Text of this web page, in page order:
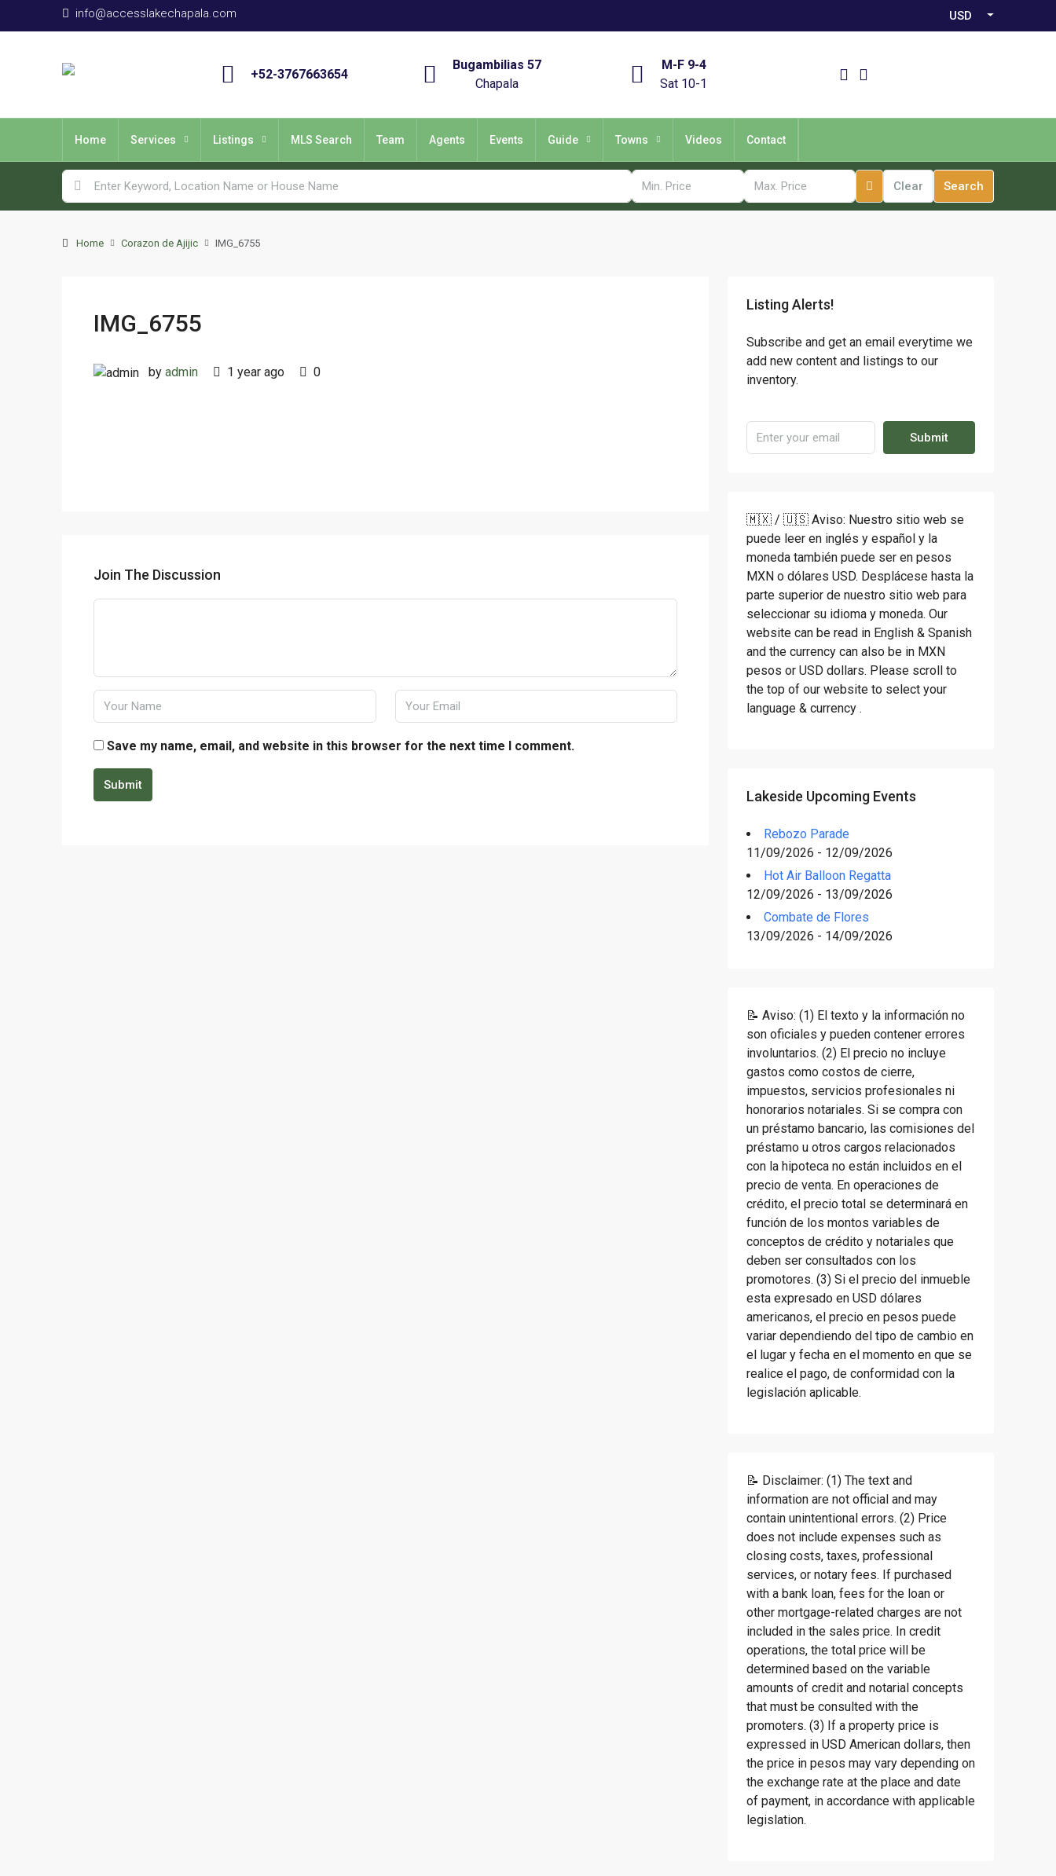
info@accesslakechapala.com USD
+52-3767663654
Bugambilias 57
Chapala
M-F 9-4
Sat 10-1
Home Services Listings MLS Search Team Agents Events Guide Towns Videos Contact
Clear Search
Home Corazon de Ajijic IMG_6755
IMG_6755
by admin 1 year ago 0
Join The Discussion
Save my name, email, and website in this browser for the next time I comment.
Submit
Listing Alerts!
Subscribe and get an email everytime we
add new content and listings to our
inventory.
Submit
🇲🇽 / 🇺🇸 Aviso: Nuestro sitio web se
puede leer en inglés y español y la
moneda también puede ser en pesos
MXN o dólares USD. Desplácese hasta la
parte superior de nuestro sitio web para
seleccionar su idioma y moneda. Our
website can be read in English & Spanish
and the currency can also be in MXN
pesos or USD dollars. Please scroll to
the top of our website to select your
language & currency .
Lakeside Upcoming Events
Rebozo Parade
11/09/2026 - 12/09/2026
Hot Air Balloon Regatta
12/09/2026 - 13/09/2026
Combate de Flores
13/09/2026 - 14/09/2026
📝 Aviso: (1) El texto y la información no
son oficiales y pueden contener errores
involuntarios. (2) El precio no incluye
gastos como costos de cierre,
impuestos, servicios profesionales ni
honorarios notariales. Si se compra con
un préstamo bancario, las comisiones del
préstamo u otros cargos relacionados
con la hipoteca no están incluidos en el
precio de venta. En operaciones de
crédito, el precio total se determinará en
función de los montos variables de
conceptos de crédito y notariales que
deben ser consultados con los
promotores. (3) Si el precio del inmueble
esta expresado en USD dólares
americanos, el precio en pesos puede
variar dependiendo del tipo de cambio en
el lugar y fecha en el momento en que se
realice el pago, de conformidad con la
legislación aplicable.
📝 Disclaimer: (1) The text and
information are not official and may
contain unintentional errors. (2) Price
does not include expenses such as
closing costs, taxes, professional
services, or notary fees. If purchased
with a bank loan, fees for the loan or
other mortgage-related charges are not
included in the sales price. In credit
operations, the total price will be
determined based on the variable
amounts of credit and notarial concepts
that must be consulted with the
promoters. (3) If a property price is
expressed in USD American dollars, then
the price in pesos may vary depending on
the exchange rate at the place and date
of payment, in accordance with applicable
legislation.